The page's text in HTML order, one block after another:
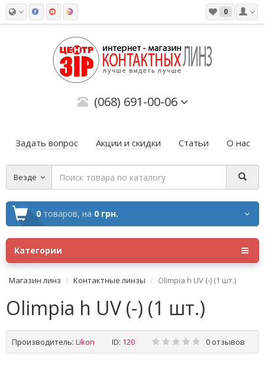
0
(068) 691-00-06
Задать вопрос Акции и скидки Статьи О нас
Везде
0 товаров, на 0 грн.
Категории
Магазин линз Контактные линзы Olimpia h UV (-) (1 шт.)
Olimpia h UV (-) (1 шт.)
Производитель: Likon ID: 120 0 отзывов